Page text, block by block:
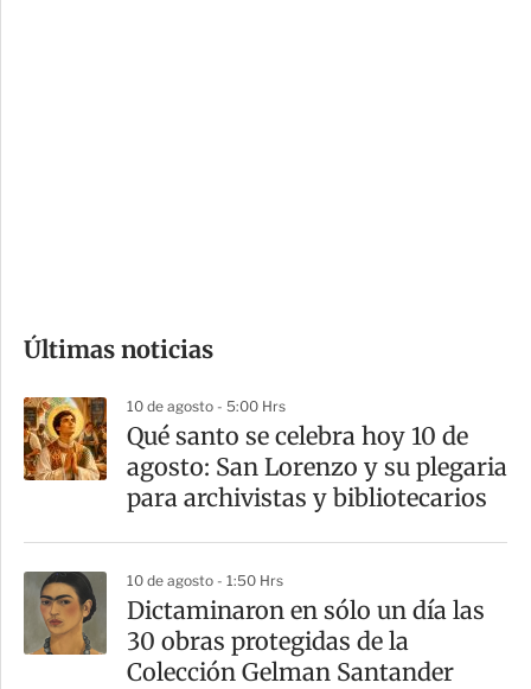
m
a
r
t
Últimas noticias
10 de agosto - 5:00 Hrs
Qué santo se celebra hoy 10 de
agosto: San Lorenzo y su plegaria
para archivistas y bibliotecarios
10 de agosto - 1:50 Hrs
Dictaminaron en sólo un día las
30 obras protegidas de la
Colección Gelman Santander